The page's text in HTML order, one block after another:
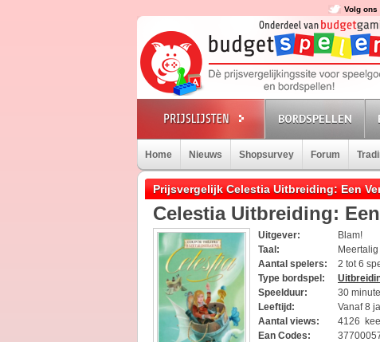
Volg ons
BORDSPELLEN
Home Nieuws Shopsurvey Forum
Prijsvergelijk Celestia Uitbreiding: Een
Celestia Uitbreiding:
Uitgever:
Blam!
Taal:
Meertalig
Aantal spelers:
2 tot 6
Type bordspel:
Speelduur:
30
Leeftijd:
Vanaf 8
Aantal views:
4126
Ean Codes: